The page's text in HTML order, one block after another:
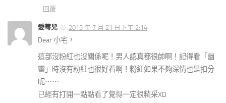
回覆
愛莓兒 2015 年 7 月 21 日下午 2:14
Dear 小宅，
這部沒粉紅也沒關係呢！男人認真都很帥啊！記得看「幽
靈」時沒有粉紅也很好看啊！粉紅如果不夠深情也是扣分
呢⋯⋯
已經有打開一點點看了覺得一定很精采XD